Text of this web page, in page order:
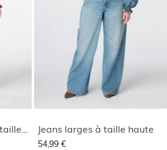
Jeans larges à taille haute
54,99 €